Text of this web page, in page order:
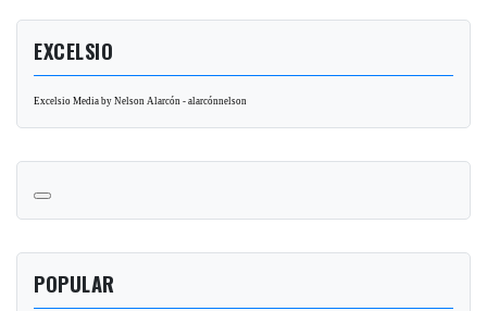
EXCELSIO
Excelsio Media by Nelson Alarcón - alarcónnelson
POPULAR